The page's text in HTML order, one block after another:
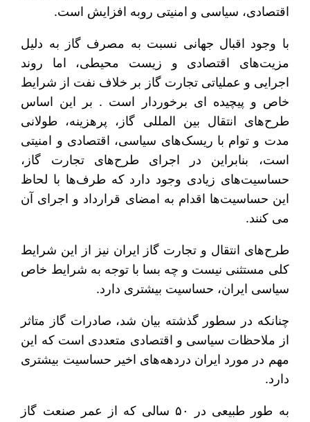
اقتصادی، سیاسی و امنیتی روبه افزایش است.
با وجود اقبال جهانی نسبت به مصرف گاز به دلیل
مزیت‌های اقتصادی و زیست محیطی، اما روند
اجرایی و عملیاتی تجارت گاز بر خلاف نفت از شرایط
خاص و پیچیده ای برخوردار است . بر این اساس
طرح‌های انتقال بین المللی گاز، پرهزینه، طولانی
مدت و توام با ریسک‌های سیاسی، اقتصادی و امنیتی
است، بنابراین در اجرای طرح‌های تجارت گاز،
حساسیت‌های زیادی وجود دارد که طرف‌ها با لحاظ
این حساسیت‌ها اقدام به امضای قرارداد و اجرای آن
می کنند.
طرح‌های انتقال و تجارت گاز ایران نیز از این شرایط
کلی مستثنی نیست و چه بسا با توجه به شرایط خاص
سیاسی ایران، حساسیت بیشتری دارد.
چنانکه در سطور گذشته بیان شد، صادرات گاز متاثر
از ملاحظات سیاسی و اقتصادی متعددی است که این
مهم در مورد ایران دردهه‌های اخیر حساسیت بیشتری
دارد.
به طور طبیعی در ۵۰ سالی که از عمر صنعت گاز